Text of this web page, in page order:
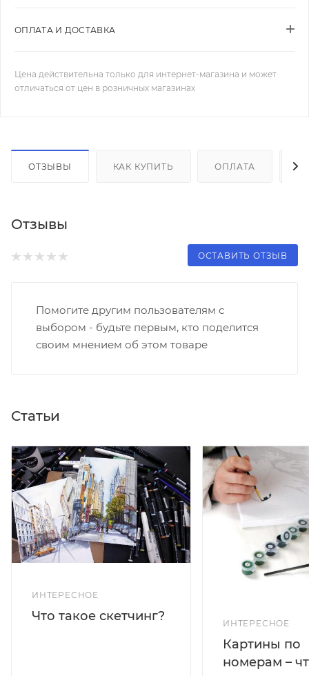
ОПЛАТА И ДОСТАВКА
Цена действительна только для интернет-магазина и может
отличаться от цен в розничных магазинах
ОТЗЫВЫ КАК КУПИТЬ ОПЛАТА
Отзывы
ОСТАВИТЬ ОТЗЫВ
Помогите другим пользователям с
выбором - будьте первым, кто поделится
своим мнением об этом товаре
Статьи
ИНТЕРЕСНОЕ
Что такое скетчинг?
ИНТЕРЕСНОЕ
Картины по
номерам –